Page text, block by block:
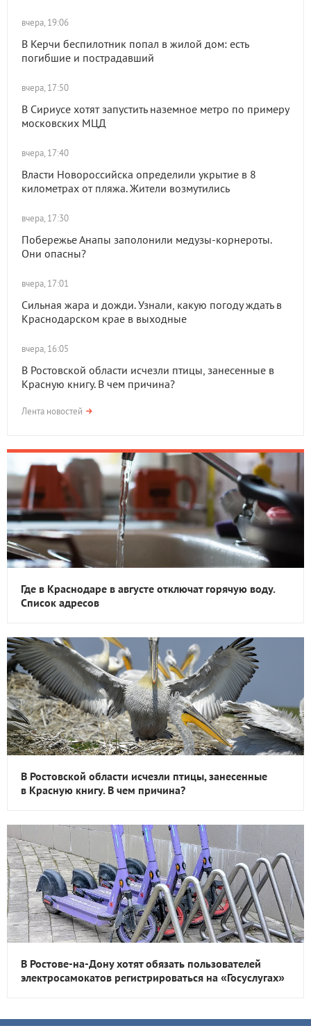
вчера, 19:06
В Керчи беспилотник попал в жилой дом: есть
погибшие и пострадавший
вчера, 17:50
В Сириусе хотят запустить наземное метро по примеру
московских МЦД
вчера, 17:40
Власти Новороссийска определили укрытие в 8
километрах от пляжа. Жители возмутились
вчера, 17:30
Побережье Анапы заполонили медузы-корнероты.
Они опасны?
вчера, 17:01
Сильная жара и дожди. Узнали, какую погоду ждать в
Краснодарском крае в выходные
вчера, 16:05
В Ростовской области исчезли птицы, занесенные в
Красную книгу. В чем причина?
Лента новостей
Где в Краснодаре в августе отключат горячую воду.
Список адресов
В Ростовской области исчезли птицы, занесенные
в Красную книгу. В чем причина?
В Ростове-на-Дону хотят обязать пользователей
электросамокатов регистрироваться на «Госуслугах»